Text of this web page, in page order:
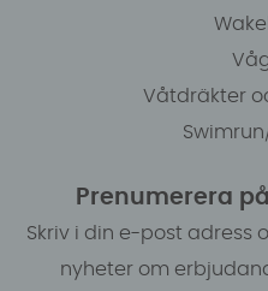
Våtdräkter
Prenumerera
Skriv i din e-post adress
nyheter om